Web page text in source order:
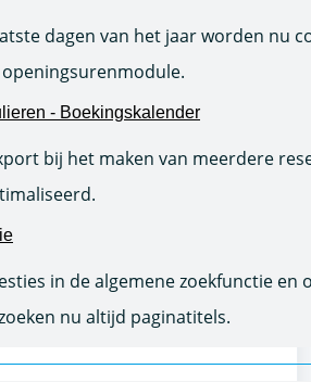
dagen van het jaar worden nu
- Boekingskalender
bij het maken van meerdere
in de algemene zoekfunctie en
nu altijd paginatitels.